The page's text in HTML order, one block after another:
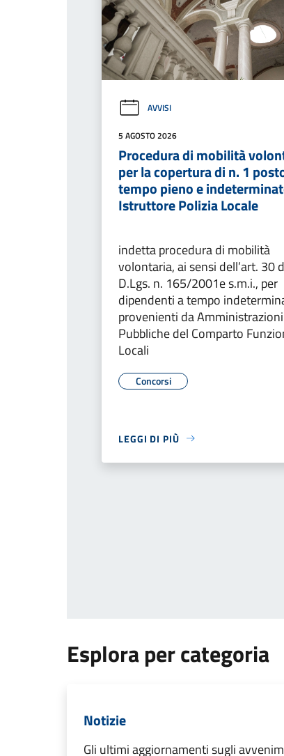
AVVISI
5 AGOSTO 2026
Procedura di mobilità
per la copertura di n. 1
tempo pieno e
Istruttore Polizia Locale
indetta procedura di mobilità
volontaria, ai sensi dell’art. 30
D.Lgs. n. 165/2001e s.m.i., per
dipendenti a tempo
provenienti da Amministrazioni
Pubbliche del Comparto
Locali
Concorsi
LEGGI DI PIÙ
Esplora per categoria
Notizie
Gli ultimi aggiornamenti sugli